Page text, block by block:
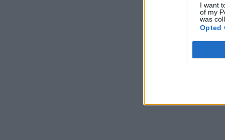
I want
of my
was
Opted